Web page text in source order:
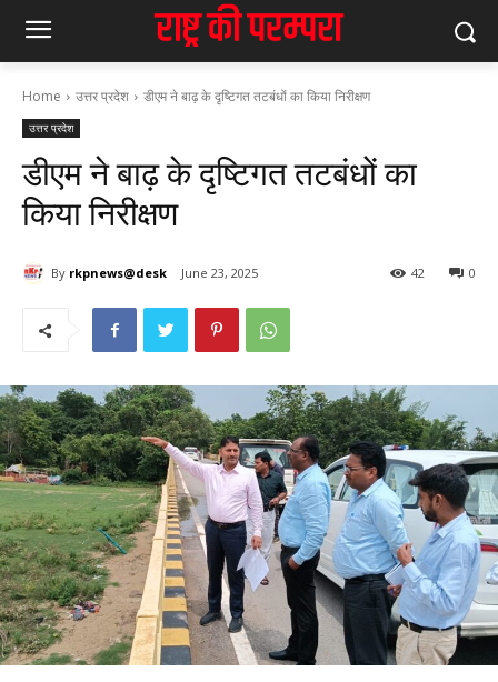
Home उत्तर प्रदेश डीएम ने बाढ़ के दृष्टिगत तटबंधों का किया निरीक्षण
उत्तर प्रदेश
डीएम ने बाढ़ के दृष्टिगत तटबंधों का
किया निरीक्षण
By rkpnews@desk June 23, 2025 0
42